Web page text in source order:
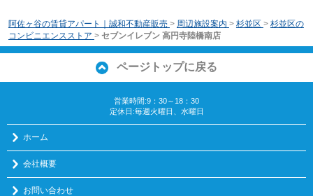
阿佐ヶ谷の賃貸アパート｜誠和不動産販売 > 周辺施設案内 > 杉並区 > 杉並区の
コンビニエンスストア > セブンイレブン 高円寺陸橋南店
ページトップに戻る
営業時間:9：30～18：30
定休日:毎週火曜日、水曜日
ホーム
会社概要
お問い合わせ